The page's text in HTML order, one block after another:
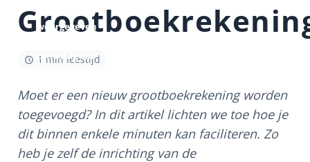
weergegeven
zijn bezig om
1 min leestijd
Moet er een nieuw grootboekrekening worden
toegevoegd? In dit artikel lichten we toe hoe je
dit binnen enkele minuten kan faciliteren. Zo
heb je zelf de inrichting van de